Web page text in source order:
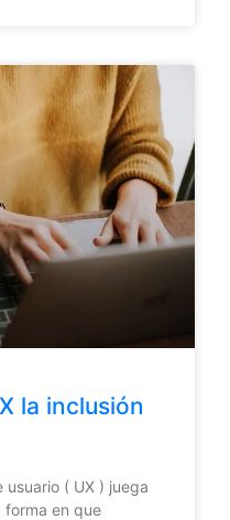
la inclusión
( UX ) juega
forma en que